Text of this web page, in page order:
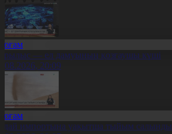
— ел дамуының қозғаушы күші
20:09
импортына уақытша тыйым салынды